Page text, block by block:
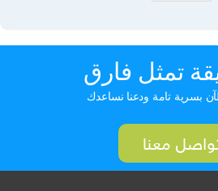
تمثل فارق
بسرية تامة ودعنا نساعدك
معنا